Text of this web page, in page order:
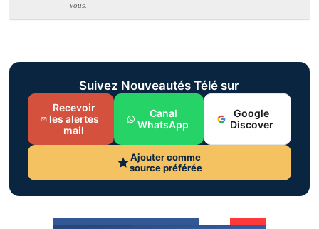
vous.
Suivez Nouveautés Télé sur
Recevoir
les alertes
mail
Canal
WhatsApp
Google
Discover
Ajouter comme
source préférée